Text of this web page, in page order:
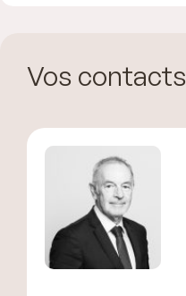
Vos contacts